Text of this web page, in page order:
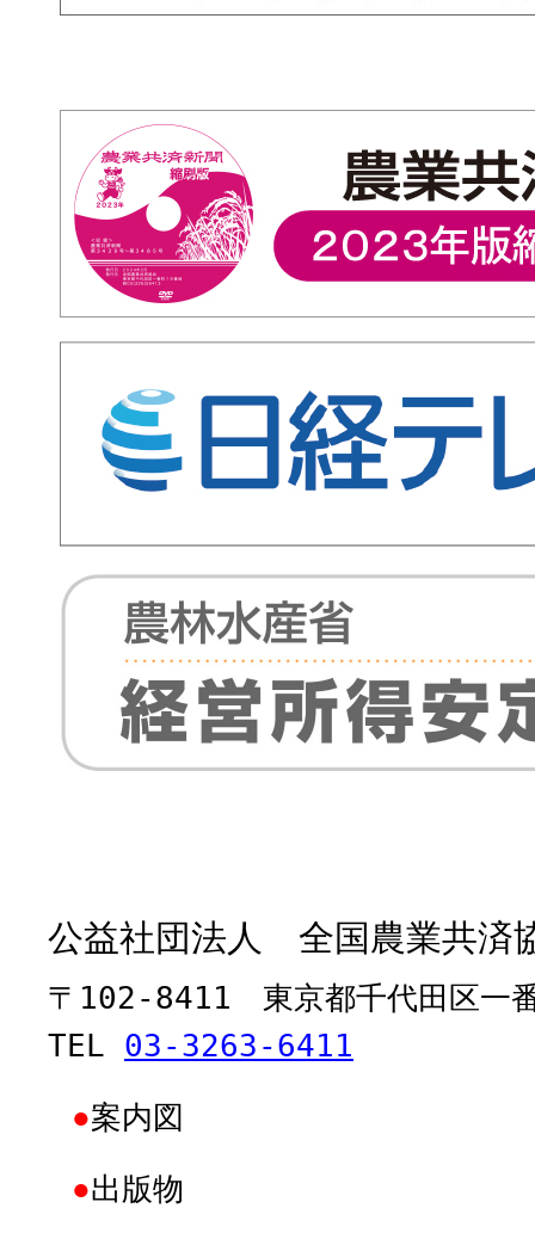
公益社団法人 全国農業共済
〒102-8411 東京都千代田区一
TEL 03-3263-6411
●案内図
●出版物